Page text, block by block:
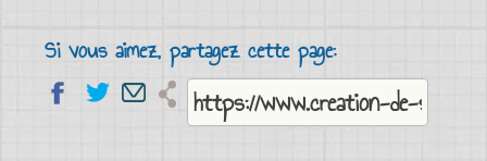
Si vous aimez, partagez cette page: